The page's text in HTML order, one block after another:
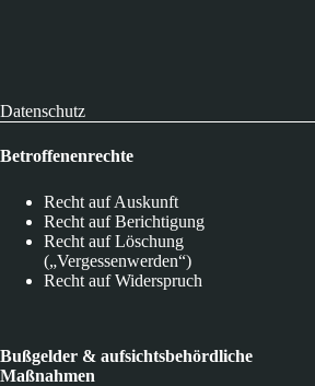
Datenschutz
Betroffenenrechte
Recht auf Auskunft
Recht auf Berichtigung
Recht auf Löschung
(„Vergessenwerden“)
Recht auf Widerspruch
Bußgelder & aufsichtsbehördliche
Maßnahmen